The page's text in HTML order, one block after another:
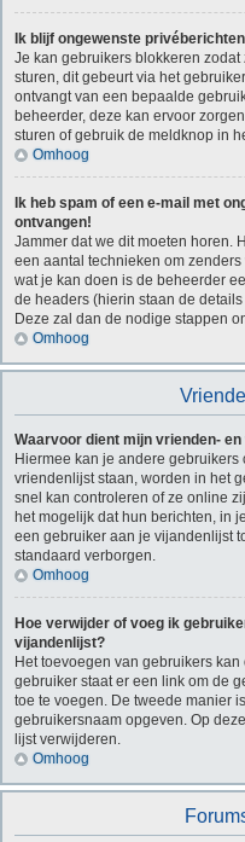
Ik blijf ongewenste
Je kan gebruikers blokkeren
sturen, dit gebeurt via het
ontvangt van een bepaalde
beheerder, deze kan ervoor
sturen of gebruik de meldknop in
Omhoog
Ik heb spam of een e-mail met
ontvangen!
Jammer dat we dit moeten horen.
een aantal technieken om
wat je kan doen is de beheerder
de headers (hierin staan de
Deze zal dan de nodige stappen
Omhoog
Waarvoor dient mijn vrienden-
Hiermee kan je andere
vriendenlijst staan, worden in het
snel kan controleren of ze online
het mogelijk dat hun berichten, in
een gebruiker aan je vijandenlijst
standaard verborgen.
Omhoog
Hoe verwijder of voeg ik
vijandenlijst?
Het toevoegen van gebruikers
gebruiker staat er een link om de
toe te voegen. De tweede manier
gebruikersnaam opgeven. Op
lijst verwijderen.
Omhoog